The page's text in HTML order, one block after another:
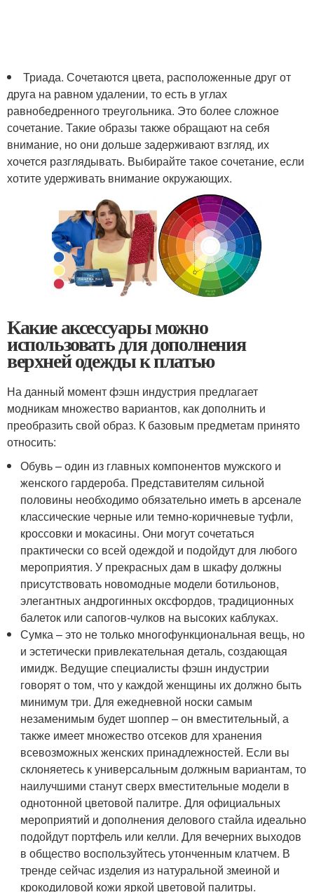
Триада. Сочетаются цвета, расположенные друг от
друга на равном удалении, то есть в углах
равнобедренного треугольника. Это более сложное
сочетание. Такие образы также обращают на себя
внимание, но они дольше задерживают взгляд, их
хочется разглядывать. Выбирайте такое сочетание, если
хотите удерживать внимание окружающих.
Какие аксессуары можно
использовать для дополнения
верхней одежды к платью
На данный момент фэшн индустрия предлагает
модникам множество вариантов, как дополнить и
преобразить свой образ. К базовым предметам принято
относить:
Обувь – один из главных компонентов мужского и
женского гардероба. Представителям сильной
половины необходимо обязательно иметь в арсенале
классические черные или темно-коричневые туфли,
кроссовки и мокасины. Они могут сочетаться
практически со всей одеждой и подойдут для любого
мероприятия. У прекрасных дам в шкафу должны
присутствовать новомодные модели ботильонов,
элегантных андрогинных оксфордов, традиционных
балеток или сапогов-чулков на высоких каблуках.
Сумка – это не только многофункциональная вещь, но
и эстетически привлекательная деталь, создающая
имидж. Ведущие специалисты фэшн индустрии
говорят о том, что у каждой женщины их должно быть
минимум три. Для ежедневной носки самым
незаменимым будет шоппер – он вместительный, а
также имеет множество отсеков для хранения
всевозможных женских принадлежностей. Если вы
склоняетесь к универсальным должным вариантам, то
наилучшими станут сверх вместительные модели в
однотонной цветовой палитре. Для официальных
мероприятий и дополнения делового стайла идеально
подойдут портфель или келли. Для вечерних выходов
в общество воспользуйтесь утонченным клатчем. В
тренде сейчас изделия из натуральной змеиной и
крокодиловой кожи яркой цветовой палитры.